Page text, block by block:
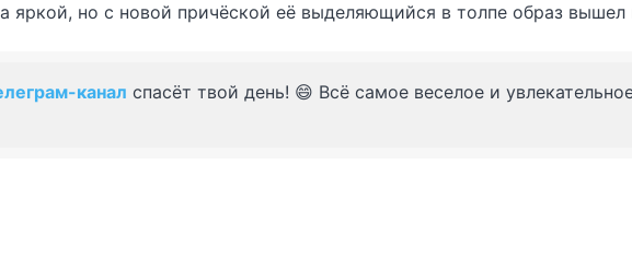
яркой, но с новой причёской её выделяющийся в толпе образ вышел
канал спасёт твой день! 😄 Всё самое веселое и